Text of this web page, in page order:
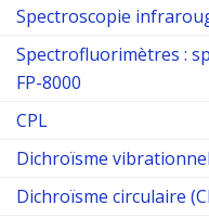
Spectroscopie
Spectrofluorimètres :
FP-8000
CPL
Dichroïsme
Dichroïsme circulaire